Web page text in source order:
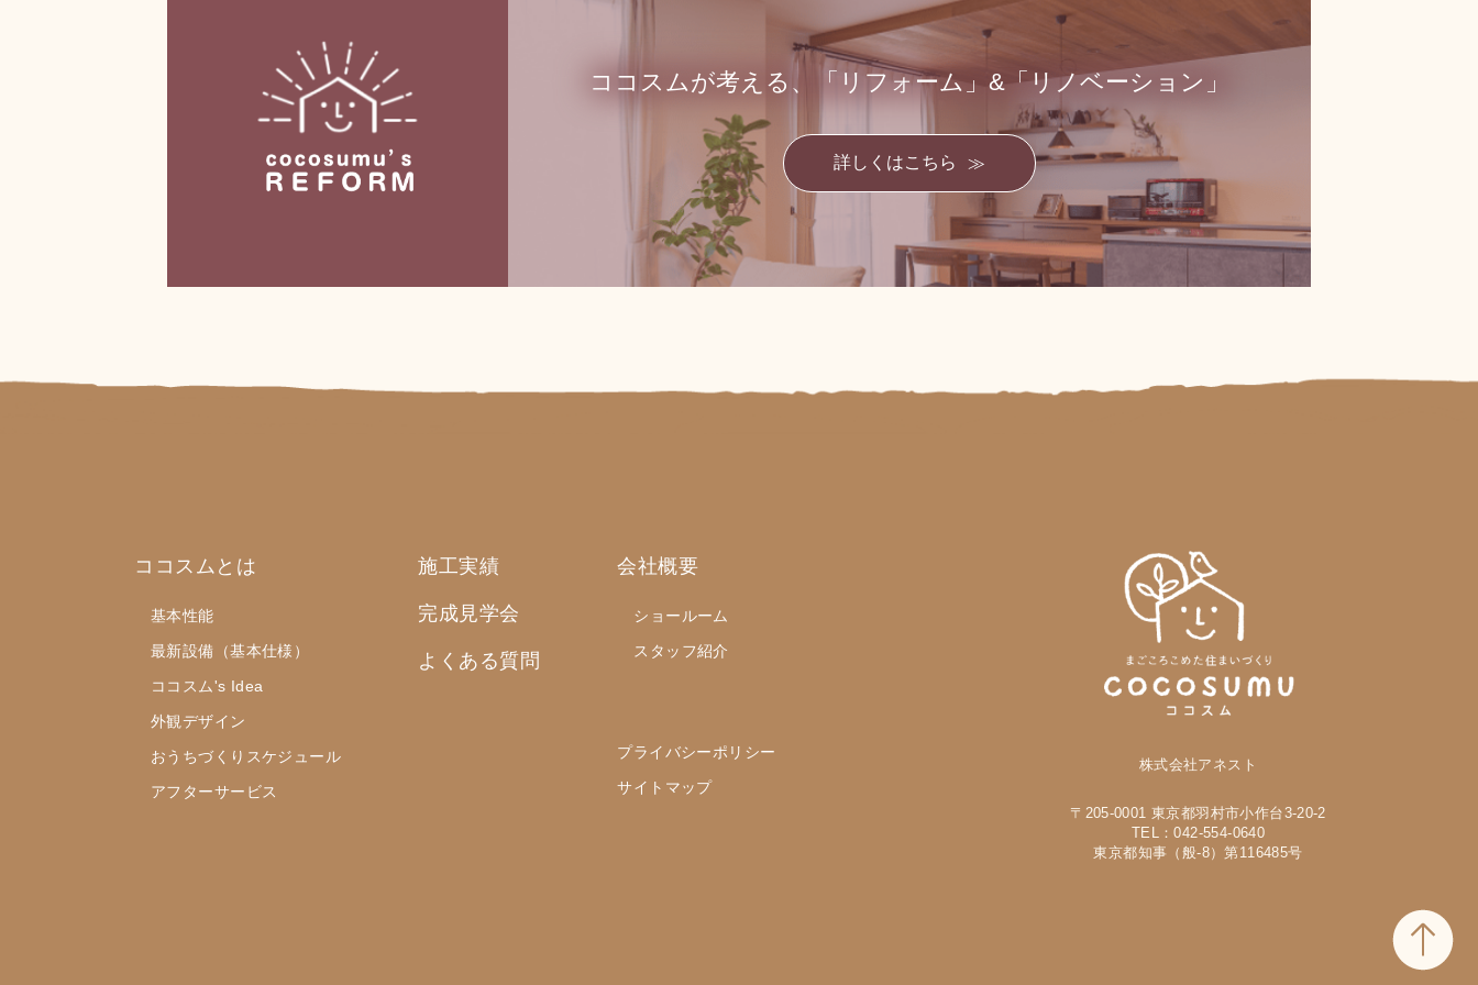
ココスムが考える、 「リフォーム」&「リノベーション」
詳しくはこちら
ココスムとは
基本性能
最新設備（基本仕様）
ココスム's Idea
外観デザイン
おうちづくりスケジュール
アフターサービス
施工実績
完成見学会
よくある質問
会社概要
ショールーム
スタッフ紹介
プライバシーポリシー
サイトマップ
株式会社アネスト
〒205-0001 東京都羽村市小作台3-20-2
TEL：042-554-0640
東京都知事（般-8）第116485号